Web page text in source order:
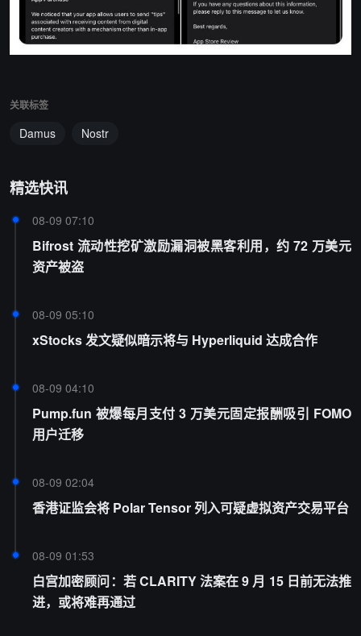
关联标签
Damus Nostr
精选快讯
08-09 07:10
Bifrost 流动性挖矿激励漏洞被黑客利用，约 72 万美元
资产被盗
08-09 05:10
xStocks 发文疑似暗示将与 Hyperliquid 达成合作
08-09 04:10
Pump.fun 被爆每月支付 3 万美元固定报酬吸引 FOMO
用户迁移
08-09 02:04
香港证监会将 Polar Tensor 列入可疑虚拟资产交易平台
08-09 01:53
白宫加密顾问：若 CLARITY 法案在 9 月 15 日前无法推
进，或将难再通过